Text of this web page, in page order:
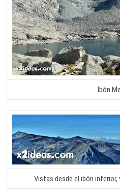
Ibón
Vistas desde el ibón